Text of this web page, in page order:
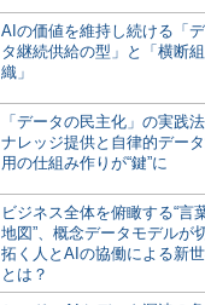
AIの価値を維持し続ける「
タ継続供給の型」と「横断組
織」
「データの民主化」の実践法
ナレッジ提供と自律的デー
用の仕組み作りが“鍵”に
ビジネス全体を俯瞰する“言
地図”、概念データモデルが
拓く人とAIの協働による新
とは？